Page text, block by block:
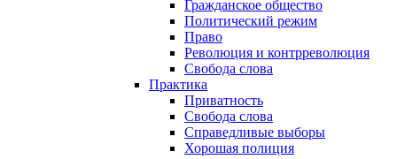
Гражданское общество
Политический режим
Право
Революция и контрреволюция
Свобода слова
Практика
Приватность
Свобода слова
Справедливые выборы
Хорошая полиция